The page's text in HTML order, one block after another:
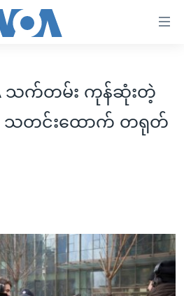
န်
က်များ
သက်တမ်း ကုန်ဆုံးတဲ့
သတင်းထောက် တရုတ်